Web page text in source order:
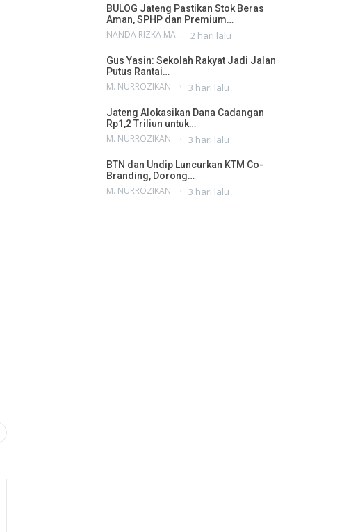
BULOG Jateng Pastikan Stok Beras
Aman, SPHP dan Premium…
NANDA RIZKA MAHENDRA 2 hari lalu
Gus Yasin: Sekolah Rakyat Jadi Jalan
Putus Rantai…
M. NURROZIKAN 3 hari lalu
Jateng Alokasikan Dana Cadangan
Rp1,2 Triliun untuk…
M. NURROZIKAN 3 hari lalu
BTN dan Undip Luncurkan KTM Co-
Branding, Dorong…
M. NURROZIKAN 3 hari lalu